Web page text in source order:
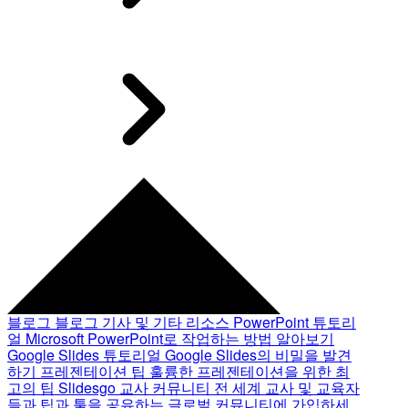
블로그 블로그 기사 및 기타 리소스 PowerPoint 튜토리
얼 Microsoft PowerPoint로 작업하는 방법 알아보기
Google Slides 튜토리얼 Google Slides의 비밀을 발견
하기 프레젠테이션 팁 훌륭한 프레젠테이션을 위한 최
고의 팁 Slidesgo 교사 커뮤니티 전 세계 교사 및 교육자